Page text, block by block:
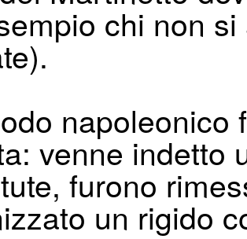
chi non
napoleonico
venne indetto
furono
un rigido